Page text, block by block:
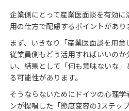
企業側にとって産業医面談を有効
用の仕方で配慮するポイントがあり
まず、いきなり「産業医面談を用意
従業員側もどう活用すればいいのか
い、結果として「何も意味ないな
る可能性があります。
そうならないためにドイツの心理学
ンが提唱した「態度変容の3ステッ